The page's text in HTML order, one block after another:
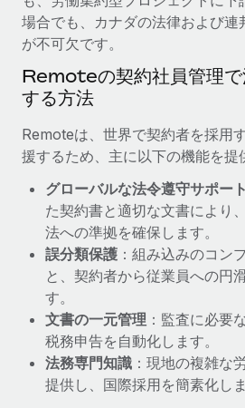
バックグラウンドチェック
候補者の選考プロセスをシンプルに
Compliance Watchtower
コンプライアンスリスクを先回りし
デバイス管理
ITデバイスを世界規模で提供・管理
法人設立
法令順守した法人をスピーディに設立
移住・転勤
従業員の異動をスムーズに
福利厚生
従業員の福利厚生を簡単に管理
活用事例
と戦略的提携
Reverse Techの概要 健康とウェルネス
Reverse...
詳細を見る
AIのパイオニアであるWeaviate
い、どのようにしてワークフォー
のか
Weaviateの概要...
詳細を見る
サポートを依頼する
すべてのリソースを表示する
ブログ
グローバル給与処理
EORおよびPEO
契約社員管理
税務
ブログを読む
ブログ
Remoteの製品アップデート：
場合でも、カナダの法律および連
が不可欠です。
Remoteの契約社員管理で
する方法
Remoteは、世界で契約者を採用
援するため、主に以下の機能を提
グローバルな法令遵守サポート
た契約書と適切な文書により
法への準拠を確保します。
誤分類保護 ：組み込みのコン
と、契約者から従業員への円
す。
文書の一元管理 ：監査に必要
税務申告を自動化します。
法務専門知識 ：現地の複雑な
提供し、国際採用を簡素化しま